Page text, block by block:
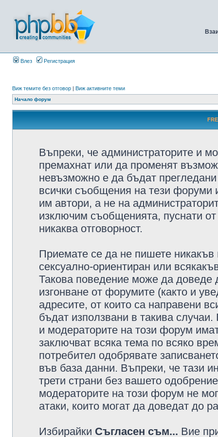
Влез Регистрация
Виж темите без отговор | Виж активните теми
Начало форум
Въпреки, че администраторите и
премахнат или да променят
невъзможно е да бъдат
всички съобщения на тези форуми
им автори, а не на
изключим съобщенията, пуснати
никаква отговорност.
Приемате се да не пишете никакъв
сексуално-ориентиран или
Такова поведение може да доведе
изгонване от форумите (както и
адресите, от които са направени
бъдат използвани в такива
и модераторите на този форум
заключват всяка тема по всяко
потребител одобрявате
във база данни. Въпреки, че тази
трети страни без вашето
модераторите на този форум не
атаки, които могат да доведат до
Избирайки Съгласен съм... Вие